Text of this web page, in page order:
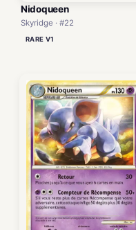
Nidoqueen
Skyridge · #22
RARE V1